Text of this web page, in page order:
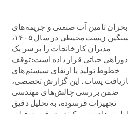
بحران تامین آب صنعتی و جریمه‌های
سنگین زیست‌محیطی در سال ۱۴۰۵،
مدیران کارخانجات را بر سر یک
دوراهی حیاتی قرار داده است: توقف
خطوط تولید یا ارتقای سیستم‌های
پساب. این گزارش تخصصی،
ضمن بررسی چالش‌های مهندسی
تجهیزات فرسوده، به تحلیل دقیق